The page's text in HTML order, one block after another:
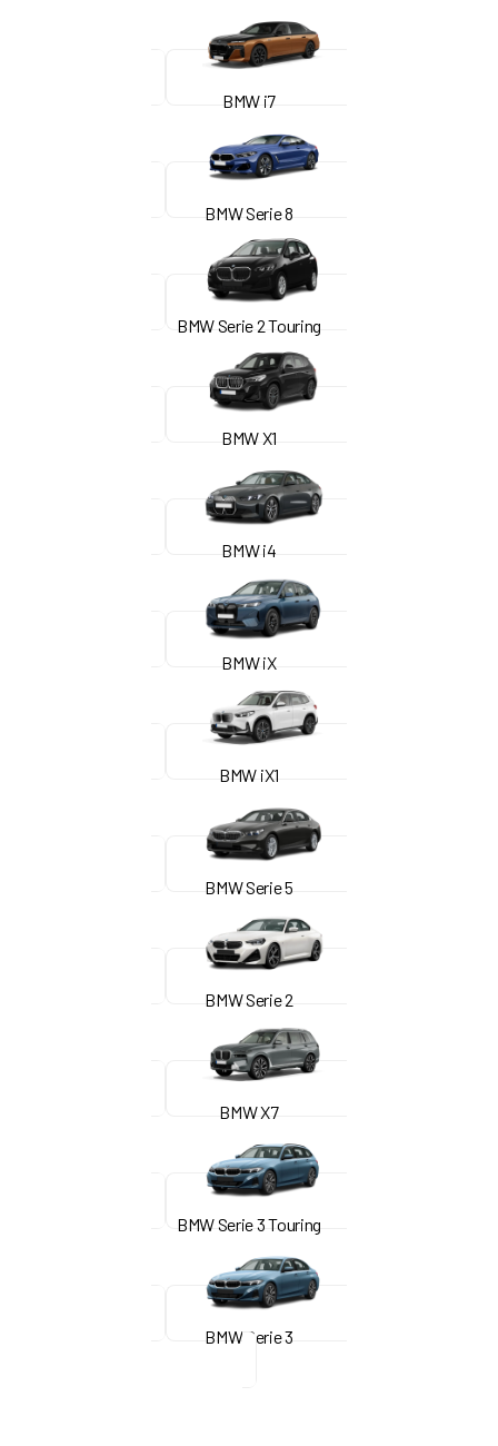
BMW i7
BMW Serie 8
BMW Serie 2 Touring
BMW X1
BMW i4
BMW iX
BMW iX1
BMW Serie 5
BMW Serie 2
BMW X7
BMW Serie 3 Touring
BMW Serie 3